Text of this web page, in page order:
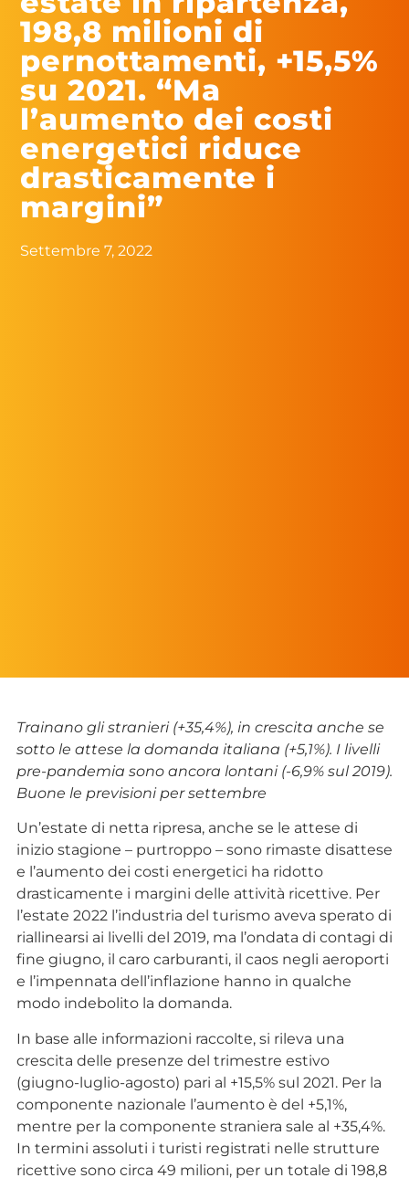
198,8 milioni di
pernottamenti, +15,5%
su 2021. “Ma
l’aumento dei costi
energetici riduce
drasticamente i
margini”
Settembre 7, 2022
Trainano gli stranieri (+35,4%), in crescita anche se
sotto le attese la domanda italiana (+5,1%). I livelli
pre-pandemia sono ancora lontani (-6,9% sul 2019).
Buone le previsioni per settembre
Un’estate di netta ripresa, anche se le attese di
inizio stagione – purtroppo – sono rimaste disattese
e l’aumento dei costi energetici ha ridotto
drasticamente i margini delle attività ricettive. Per
l’estate 2022 l’industria del turismo aveva sperato di
riallinearsi ai livelli del 2019, ma l’ondata di contagi di
fine giugno, il caro carburanti, il caos negli aeroporti
e l’impennata dell’inflazione hanno in qualche
modo indebolito la domanda.
In base alle informazioni raccolte, si rileva una
crescita delle presenze del trimestre estivo
(giugno-luglio-agosto) pari al +15,5% sul 2021. Per la
componente nazionale l’aumento è del +5,1%,
mentre per la componente straniera sale al +35,4%.
In termini assoluti i turisti registrati nelle strutture
ricettive sono circa 49 milioni, per un totale di 198,8